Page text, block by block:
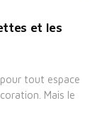
et les
tout espace
Mais le